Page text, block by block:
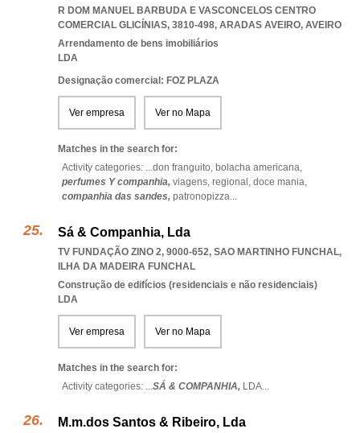
R DOM MANUEL BARBUDA E VASCONCELOS CENTRO
COMERCIAL GLICÍNIAS, 3810-498, ARADAS AVEIRO, AVEIRO
Arrendamento de bens imobiliários
LDA
Designação comercial: FOZ PLAZA
Ver empresa Ver no Mapa
Matches in the search for:
Activity categories: ...don franguito, bolacha americana,
perfumes Y companhia, viagens, regional, doce mania,
companhia das sandes, patronopizza...
Sá & Companhia, Lda
TV FUNDAÇÃO ZINO 2, 9000-652, SAO MARTINHO FUNCHAL,
ILHA DA MADEIRA FUNCHAL
Construção de edifícios (residenciais e não residenciais)
LDA
Ver empresa Ver no Mapa
Matches in the search for:
Activity categories: ...SÁ & COMPANHIA, LDA...
M.m.dos Santos & Ribeiro, Lda